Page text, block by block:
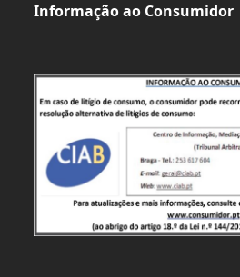
Informação ao Consumidor